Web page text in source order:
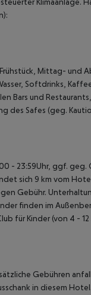
Mittag- und
Softdrinks,
Bars und
des Safes (geg.
- 23:59Uhr, ggf. geg.
sich 9 km vom
Gebühr.
finden im
für Kinder (von 4 -
Gebühren
in diesem